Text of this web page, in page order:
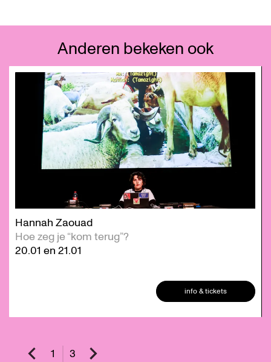
Anderen bekeken ook
Overslaan
Hannah Zaouad
Hoe zeg je “kom terug”?
20.01 en 21.01
info & tickets
1 3